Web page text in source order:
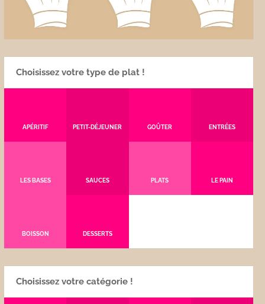
Choisissez votre type de plat !
APÉRITIF PETIT-DÉJEUNER GOÛTER ENTRÉES
LES BASES SAUCES PLATS LE PAIN
BOISSON DESSERTS
Choisissez votre catégorie !